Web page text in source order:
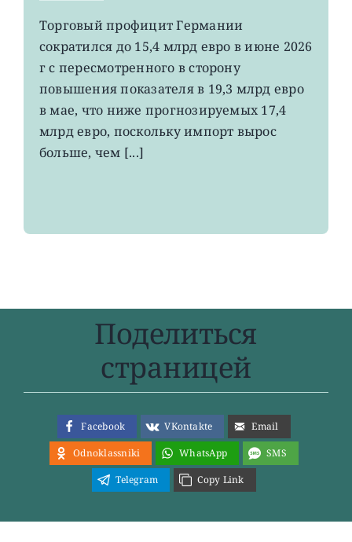
EWG:
немецкий
экспорт
вырос
4-
летнего
Торговый профицит Германии
сократился до 15,4 млрд евро в июне 2026
г с пересмотренного в сторону
повышения показателя в 19,3 млрд евро
в мае, что ниже прогнозируемых 17,4
млрд евро, поскольку импорт вырос
больше, чем [...]
Поделиться
страницей
Facebook VKontakte
Email
Odnoklassniki
WhatsApp
SMS
Telegram
Copy Link